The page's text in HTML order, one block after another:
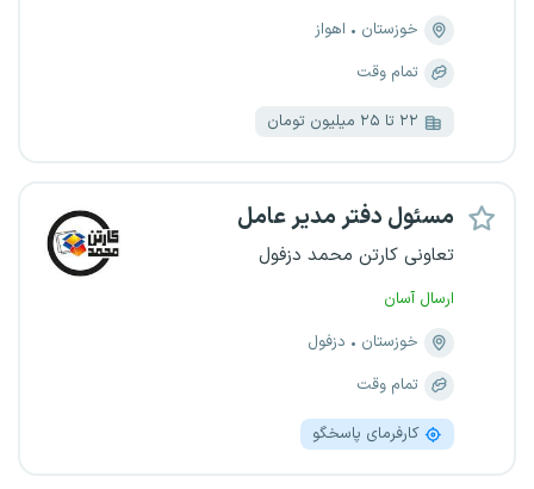
خوزستان
اهواز
تمام وقت
۲۲ تا ۲۵ میلیون تومان
مسئول دفتر مدیر عامل
تعاونی کارتن محمد دزفول
ارسال آسان
خوزستان
دزفول
تمام وقت
کارفرمای پاسخگو